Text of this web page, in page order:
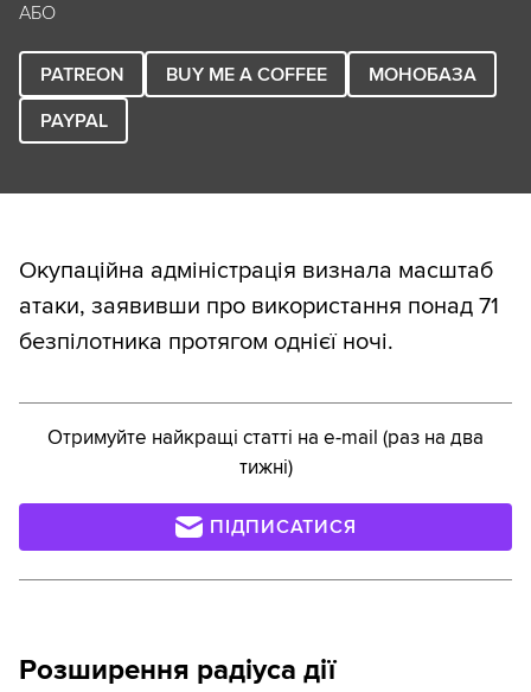
АБО
PATREON BUY ME A COFFEE
МОНОБАЗА
PAYPAL
Окупаційна адміністрація визнала масштаб
атаки, заявивши про використання понад 71
безпілотника протягом однієї ночі.
Отримуйте найкращі статті на e-mail (раз на два
тижні)
ПІДПИСАТИСЯ
Розширення радіуса дії